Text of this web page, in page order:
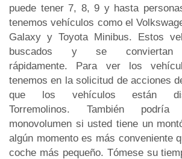
puede tener 7, 8, 9 y hasta
tenemos vehículos como el
Galaxy y Toyota Minibus. Estos
buscados y se conviertan
rápidamente. Para ver los
tenemos en la solicitud de acciones
que los vehículos están
Torremolinos. También
monovolumen si usted tiene un
algún momento es más conveniente
coche más pequeño. Tómese su